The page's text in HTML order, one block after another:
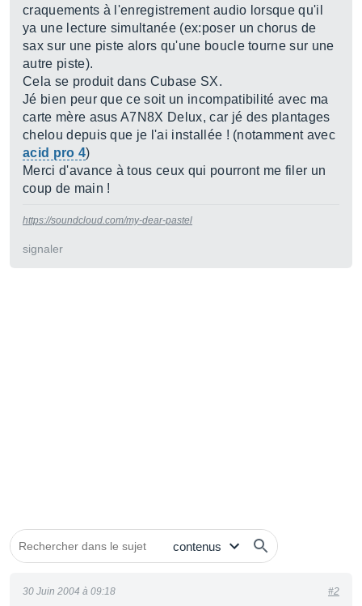
craquements à l'enregistrement audio lorsque qu'il
ya une lecture simultanée (ex:poser un chorus de
sax sur une piste alors qu'une boucle tourne sur une
autre piste).
Cela se produit dans Cubase SX.
Jé bien peur que ce soit un incompatibilité avec ma
carte mère asus A7N8X Delux, car jé des plantages
chelou depuis que je l'ai installée ! (notamment avec
acid pro 4)
Merci d'avance à tous ceux qui pourront me filer un
coup de main !
https://soundcloud.com/my-dear-pastel
signaler
30 Juin 2004 à 09:18 #2